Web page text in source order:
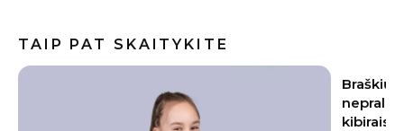
TAIP PAT SKAITYKITE
nepraleiskite šių datų – kitąmet skinsite